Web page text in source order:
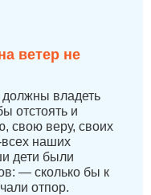
ветер не
владеть
отстоять и
свою веру, своих
всех наших
дети были
— сколько бы к
отпор.